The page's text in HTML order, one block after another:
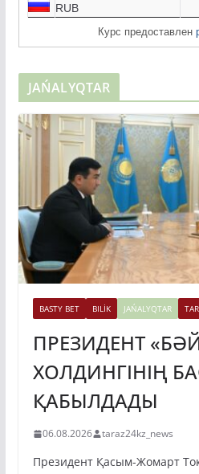
RUB
Курс предоставлен
JAŃALYQTAR
BASTY BET BILİK JAŃALYQTAR
ПРЕЗИДЕНТ
ХОЛДИНГІНІҢ
ҚАБЫЛДАДЫ
06.08.2026 taraz24kz_news
Президент Қасым-Жомарт